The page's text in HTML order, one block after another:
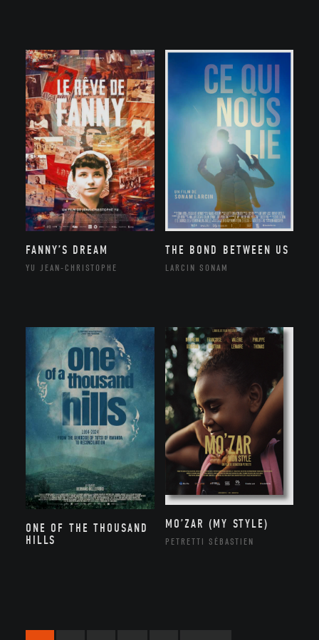
FANNY’S DREAM
YU JEAN-CHRISTOPHE
THE BOND BETWEEN US
LARCIN SONAM
ONE OF THE THOUSAND
HILLS
MO’ZAR (MY STYLE)
PETRETTI SÉBASTIEN